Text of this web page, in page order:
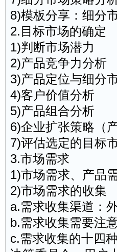
8)模板分享：细分
2.目标市场的确定
1)判断市场潜力
2)产品竞争力分析
3)产品定位与细分
4)客户价值分析
5)产品组合分析
6)企业扩张策略（
7)评估选定的目标
3.市场需求
1)市场需求、产品
2)市场需求的收集
a.需求收集渠道：
b.需求收集需要注
c.需求收集的十四